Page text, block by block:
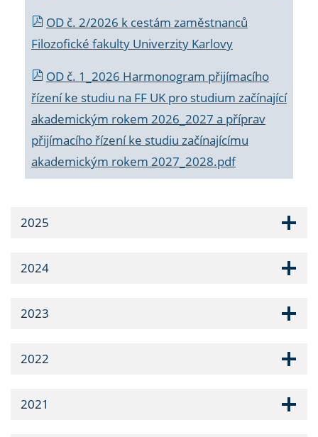
OD č. 2/2026 k cestám zaměstnanců
Filozofické fakulty Univerzity Karlovy
OD č. 1_2026 Harmonogram přijímacího
řízení ke studiu na FF UK pro studium začínající
akademickým rokem 2026_2027 a příprav
přijímacího řízení ke studiu začínajícímu
akademickým rokem 2027_2028.pdf
2025
2024
2023
2022
2021